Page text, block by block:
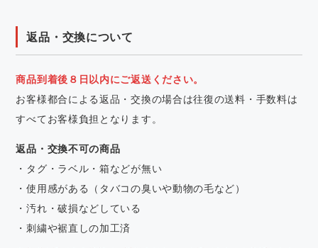
返品・交換について
商品到着後８日以内にご返送ください。
お客様都合による返品・交換の場合は往復の送料・手数料は
すべてお客様負担となります。
返品・交換不可の商品
・タグ・ラベル・箱などが無い
・使用感がある（タバコの臭いや動物の毛など）
・汚れ・破損などしている
・刺繍や裾直しの加工済